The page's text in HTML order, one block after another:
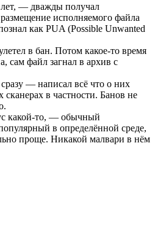
— дважды получал
исполняемого файла
как PUA (Possible Unwanted
в бан. Потом какое-то время
сам файл загнал в архив с
— написал всё что о них
в частности. Банов не
какой-то, — обычный
в определённой среде,
проще. Никакой малвари в нём